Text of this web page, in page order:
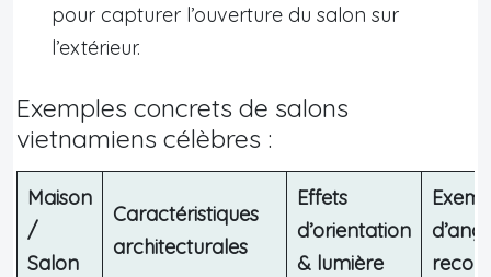
pour capturer l’ouverture du salon sur
l’extérieur.
Exemples concrets de salons
vietnamiens célèbres :
Maison
/
Salon
Caractéristiques
architecturales
Effets
d’orientation
& lumière